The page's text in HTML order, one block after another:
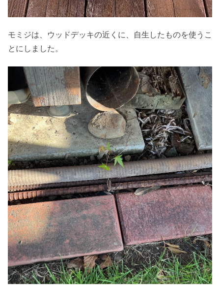
モミジは、ウッドデッキの近くに、自生したものを使うこ
とにしました。